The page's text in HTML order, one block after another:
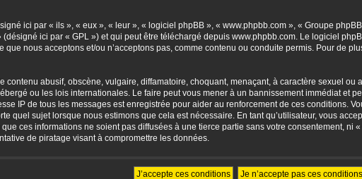
ici par « ils », « eux », « leur », « logiciel phpBB », « www.phpbb.com », « Groupe
(désigné ici par « GPL ») et qui peut être téléchargé depuis www.phpbb.com . Le logiciel
que nous acceptons et/ou n’acceptons pas, comme contenu ou conduite permis. Pour de
contenu abusif, obscène, vulgaire, diffamatoire, choquant, menaçant, à caractère sexuel
ou les lois internationales. Le faire peut vous mener à un bannissement immédiat et
IP de tous les messages est enregistrée pour aider au renforcement de ces conditions.
quel sujet lorsque nous estimons que cela est nécessaire. En tant qu’utilisateur, vous
ces informations ne soient pas diffusées à une tierce partie sans votre consentement, ni
de piratage visant à compromettre les données.